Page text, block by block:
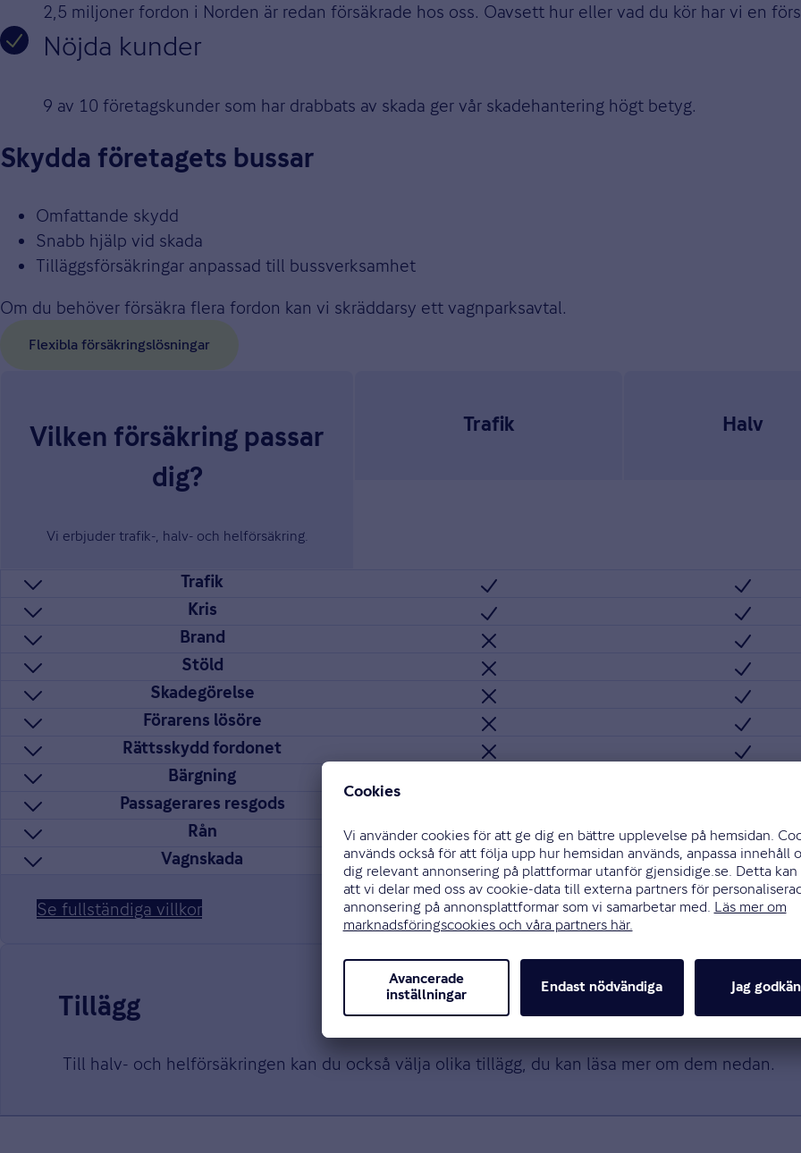
2,5 miljoner fordon i Norden är redan försäkrade hos oss. Oavsett hur eller vad du kör har vi en
Nöjda kunder
9 av 10 företagskunder som har drabbats av skada ger vår skadehantering högt betyg.
Skydda företagets bussar
Omfattande skydd
Snabb hjälp vid skada
Tilläggsförsäkringar anpassad till bussverksamhet
Om du behöver försäkra flera fordon kan vi skräddarsy ett vagnparksavtal.
Flexibla försäkringslösningar
Vilken försäkring passar dig?
Vilken försäkring passar
dig?
Vi erbjuder trafik-, halv- och helförsäkring.
Trafik Halv
Trafik
Kris
Brand
Stöld
Skadegörelse
Förarens lösöre
Rättsskydd fordonet
Bärgning
Passagerares resgods
Rån
Vagnskada
Se fullständiga villkor
Tillägg
Till halv- och helförsäkringen kan du också välja olika tillägg, du kan läsa mer om dem nedan.